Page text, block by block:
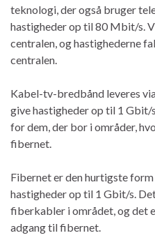
teknologi, der også bruger
hastigheder op til 80 Mbit/s.
centralen, og hastighederne
centralen.
Kabel-tv-bredbånd leveres
give hastigheder op til 1 Gbit/
for dem, der bor i områder,
fibernet.
Fibernet er den hurtigste
hastigheder op til 1 Gbit/s.
fiberkabler i området, og det
adgang til fibernet.